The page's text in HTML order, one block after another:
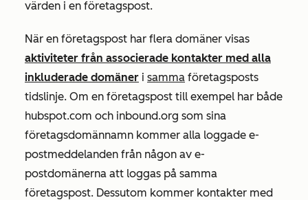
värden i en företagspost.
När en företagspost har flera domäner visas
aktiviteter från associerade kontakter med alla
inkluderade domäner i samma företagsposts
tidslinje. Om en företagspost till exempel har både
hubspot.com och inbound.org som sina
företagsdomännamn kommer alla loggade e-
postmeddelanden från någon av e-
postdomänerna att loggas på samma
företagspost. Dessutom kommer kontakter med